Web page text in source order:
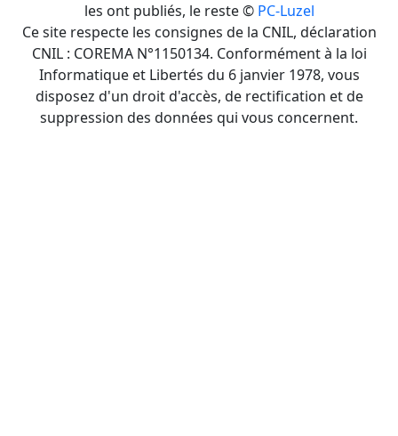
les ont publiés, le reste © PC-Luzel
Ce site respecte les consignes de la CNIL, déclaration
CNIL : COREMA N°1150134. Conformément à la loi
Informatique et Libertés du 6 janvier 1978, vous
disposez d'un droit d'accès, de rectification et de
suppression des données qui vous concernent.